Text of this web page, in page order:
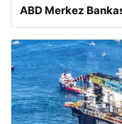
ABD Merkez